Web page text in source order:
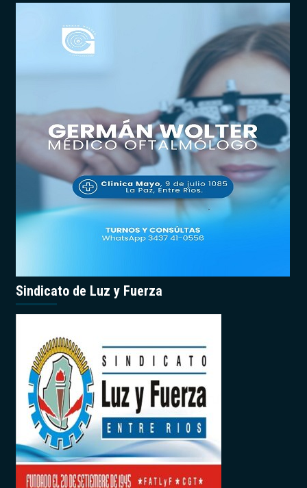
Sindicato de Luz y Fuerza